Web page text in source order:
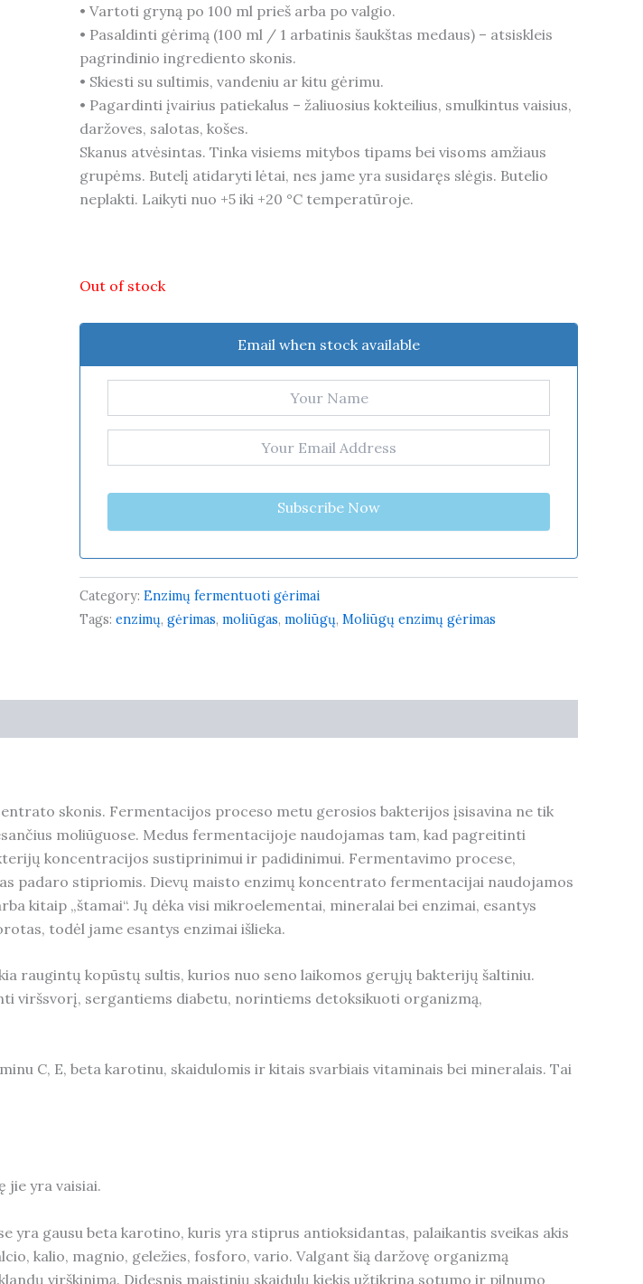
• Vartoti gryną po 100 ml prieš arba po valgio.
• Pasaldinti gėrimą (100 ml / 1 arbatinis šaukštas medaus) – atsiskleis
pagrindinio ingrediento skonis.
• Skiesti su sultimis, vandeniu ar kitu gėrimu.
• Pagardinti įvairius patiekalus – žaliuosius kokteilius, smulkintus vaisius,
daržoves, salotas, košes.
Skanus atvėsintas. Tinka visiems mitybos tipams bei visoms amžiaus
grupėms. Butelį atidaryti lėtai, nes jame yra susidaręs slėgis. Butelio
neplakti. Laikyti nuo +5 iki +20 °C temperatūroje.
Out of stock
Email when stock available
Subscribe Now
Category: Enzimų fermentuoti gėrimai
Tags: enzimų, gėrimas, moliūgas, moliūgų, Moliūgų enzimų gėrimas
skonis. Fermentacijos proceso metu gerosios bakterijos įsisavina ne tik
moliūguose. Medus fermentacijoje naudojamas tam, kad pagreitinti
koncentracijos sustiprinimui ir padidinimui. Fermentavimo procese,
padaro stipriomis. Dievų maisto enzimų koncentrato fermentacijai naudojamos
kitaip „štamai“. Jų dėka visi mikroelementai, mineralai bei enzimai, esantys
todėl jame esantys enzimai išlieka.
raugintų kopūstų sultis, kurios nuo seno laikomos gerųjų bakterijų šaltiniu.
viršsvorį, sergantiems diabetu, norintiems detoksikuoti organizmą,
C, E, beta karotinu, skaidulomis ir kitais svarbiais vitaminais bei mineralais. Tai
jie yra vaisiai.
yra gausu beta karotino, kuris yra stiprus antioksidantas, palaikantis sveikas akis
kalio, magnio, geležies, fosforo, vario. Valgant šią daržovę organizmą
virškinimą. Didesnis maistinių skaidulų kiekis užtikrina sotumo ir pilnumo